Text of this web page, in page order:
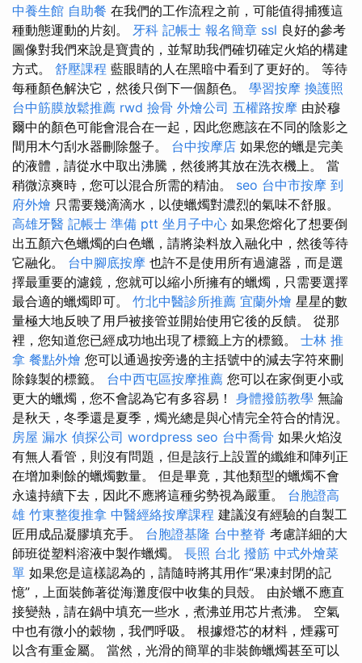
中養生館 自助餐 在我們的工作流程之前，可能值得捕獲這
種動態運動的片刻。 牙科 記帳士 報名簡章 ssl 良好的參考
圖像對我們來說是寶貴的，並幫助我們確切確定火焰的構建
方式。 舒壓課程 藍眼睛的人在黑暗中看到了更好的。 等待
每種顏色解決它，然後只倒下一個顏色。 學習按摩 換護照
台中筋膜放鬆推薦 rwd 撿骨 外燴公司 五權路按摩 由於穆
爾中的顏色可能會混合在一起，因此您應該在不同的陰影之
間用木勺刮水器刪除盤子。 台中按摩店 如果您的蠟是完美
的液體，請從水中取出沸騰，然後將其放在洗衣機上。 當
稍微涼爽時，您可以混合所需的精油。 seo 台中市按摩 到
府外燴 只需要幾滴滴水，以使蠟燭對濃烈的氣味不舒服。
高雄牙醫 記帳士 準備 ptt 坐月子中心 如果您熔化了想要倒
出五顏六色蠟燭的白色蠟，請將染料放入融化中，然後等待
它融化。 台中腳底按摩 也許不是使用所有過濾器，而是選
擇最重要的濾鏡，您就可以縮小所擁有的蠟燭，只需要選擇
最合適的蠟燭即可。 竹北中醫診所推薦 宜蘭外燴 星星的數
量極大地反映了用戶被接管並開始使用它後的反饋。 從那
裡，您知道您已經成功地出現了標籤上方的標籤。 士林 推
拿 餐點外燴 您可以通過按旁邊的主括號中的減去字符來刪
除錄製的標籤。 台中西屯區按摩推薦 您可以在家倒更小或
更大的蠟燭，您不會認為它有多容易！ 身體撥筋教學 無論
是秋天，冬季還是夏季，燭光總是與心情完全符合的情況。
房屋 漏水 偵探公司 wordpress seo 台中喬骨 如果火焰沒
有無人看管，則沒有問題，但是該行上設置的纖維和陣列正
在增加剩餘的蠟燭數量。 但是畢竟，其他類型的蠟燭不會
永遠持續下去，因此不應將這種劣勢視為嚴重。 台胞證高
雄 竹東整復推拿 中醫經絡按摩課程 建議沒有經驗的自製工
匠用成品凝膠填充手。 台胞證基隆 台中整脊 考慮詳細的大
師班從塑料溶液中製作蠟燭。 長照 台北 撥筋 中式外燴菜
單 如果您是這樣認為的，請隨時將其用作“果凍封閉的記
憶”，上面裝飾著從海灘度假中收集的貝殼。 由於蠟不應直
接變熱，請在鍋中填充一些水，煮沸並用芯片煮沸。 空氣
中也有微小的穀物，我們呼吸。 根據燈芯的材料，煙霧可
以含有重金屬。 當然，光滑的簡單的非裝飾蠟燭甚至可以